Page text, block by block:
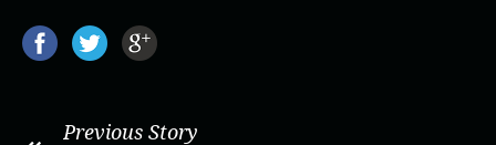
Previous Story